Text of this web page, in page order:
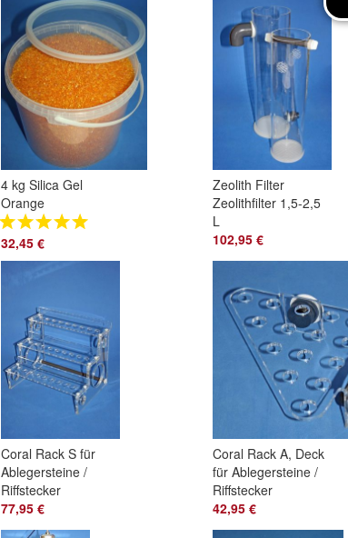
4 kg Silica Gel
Orange
regenerierbar,
Trockenmittel mit
Indikator, Silikagel
32,45 €
Zeolith Filter
Zeolithfilter 1,5-2,5
L
102,95 €
Coral Rack S für
Ablegersteine /
Riffstecker
77,95 €
Coral Rack A, Deck
für Ablegersteine /
Riffstecker
42,95 €